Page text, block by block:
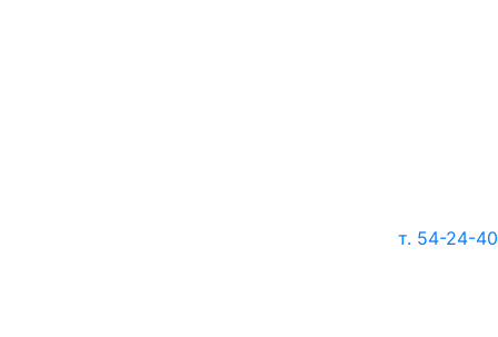
т. 54-24-40